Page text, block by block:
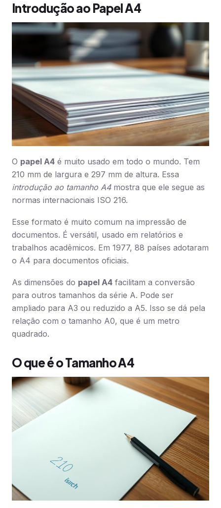
Introdução ao Papel A4
O papel A4 é muito usado em todo o mundo. Tem
210 mm de largura e 297 mm de altura. Essa
introdução ao tamanho A4mostra que ele segue as
normas internacionais ISO 216.
Esse formato é muito comum na impressão de
documentos. É versátil, usado em relatórios e
trabalhos acadêmicos. Em 1977, 88 países adotaram
o A4 para documentos oficiais.
As dimensões do papel A4 facilitam a conversão
para outros tamanhos da série A. Pode ser
ampliado para A3 ou reduzido a A5. Isso se dá pela
relação com o tamanho A0, que é um metro
quadrado.
O que é o Tamanho A4